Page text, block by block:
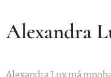
Alexandra